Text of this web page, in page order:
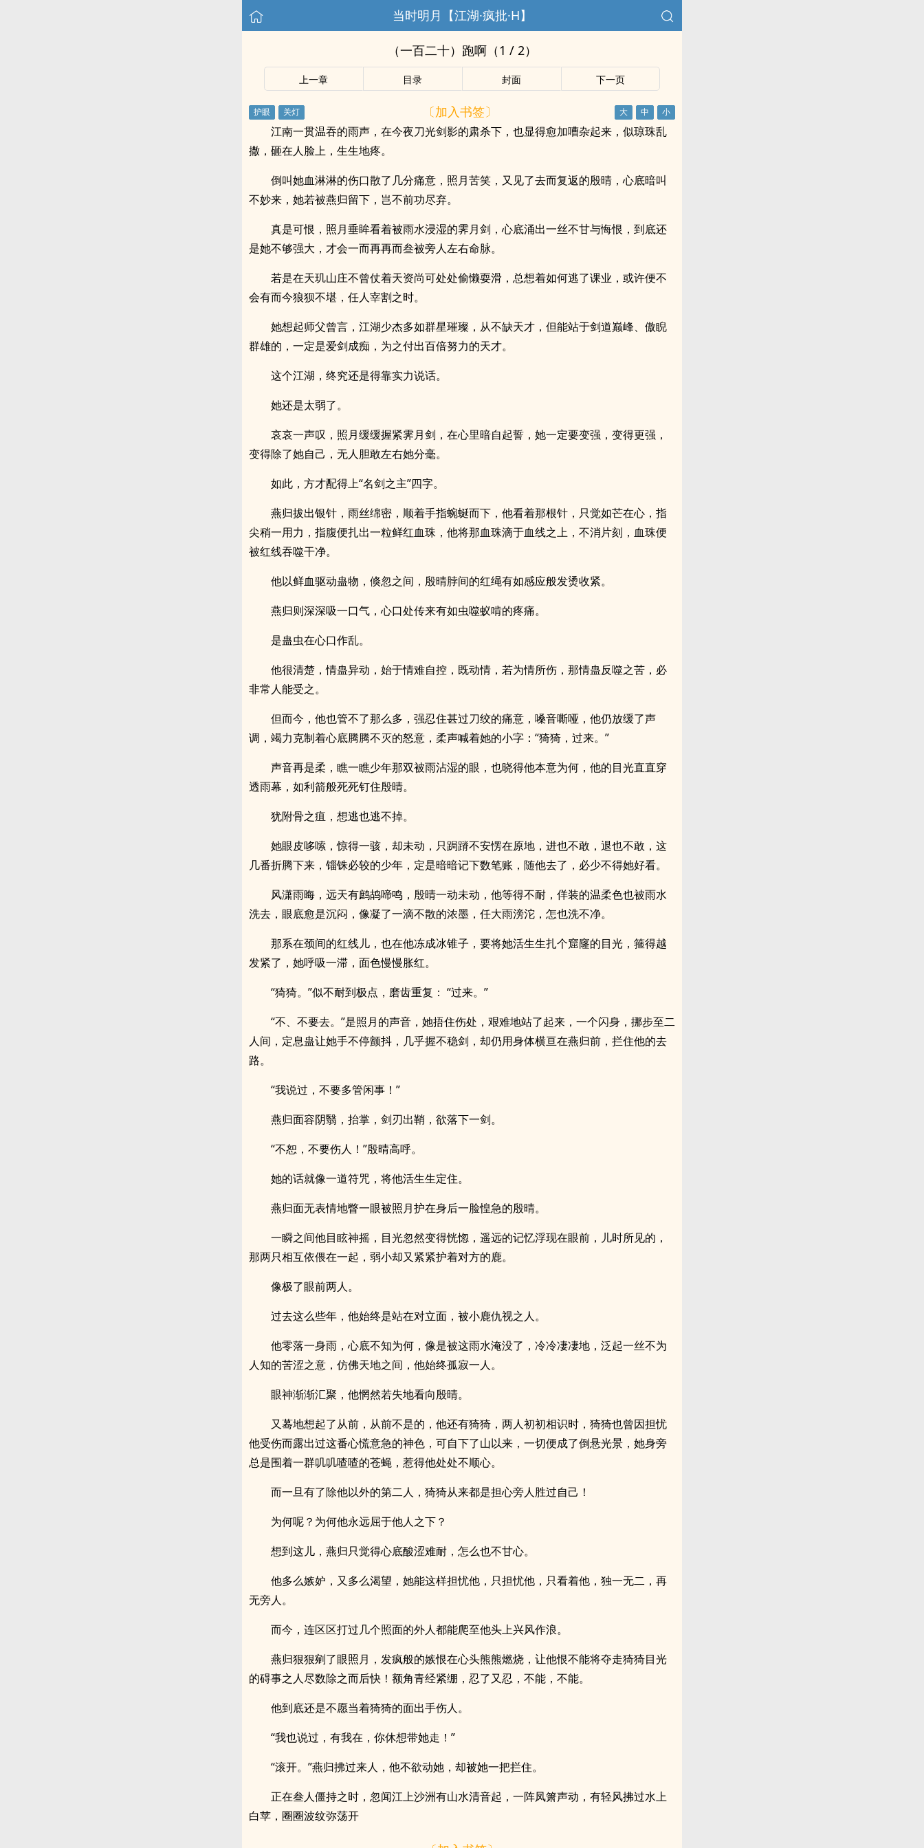
当时明月【江湖·疯批·H】
（一百二十）跑啊（1 / 2）
上一章 目录 封面 下一页
〔加入书签〕
江南一贯温吞的雨声，在今夜刀光剑影的肃杀下，也显得愈加嘈杂起来，似琼珠乱
撒，砸在人脸上，生生地疼。
倒叫她血淋淋的伤口散了几分痛意，照月苦笑，又见了去而复返的殷晴，心底暗叫
不妙来，她若被燕归留下，岂不前功尽弃。
真是可恨，照月垂眸看着被雨水浸湿的霁月剑，心底涌出一丝不甘与悔恨，到底还
是她不够强大，才会一而再再而叁被旁人左右命脉。
若是在天玑山庄不曾仗着天资尚可处处偷懒耍滑，总想着如何逃了课业，或许便不
会有而今狼狈不堪，任人宰割之时。
她想起师父曾言，江湖少杰多如群星璀璨，从不缺天才，但能站于剑道巅峰、傲睨
群雄的，一定是爱剑成痴，为之付出百倍努力的天才。
这个江湖，终究还是得靠实力说话。
她还是太弱了。
哀哀一声叹，照月缓缓握紧霁月剑，在心里暗自起誓，她一定要变强，变得更强，
变得除了她自己，无人胆敢左右她分毫。
如此，方才配得上“名剑之主”四字。
燕归拔出银针，雨丝绵密，顺着手指蜿蜒而下，他看着那根针，只觉如芒在心，指
尖稍一用力，指腹便扎出一粒鲜红血珠，他将那血珠滴于血线之上，不消片刻，血珠便
被红线吞噬干净。
他以鲜血驱动蛊物，倏忽之间，殷晴脖间的红绳有如感应般发烫收紧。
燕归则深深吸一口气，心口处传来有如虫噬蚁啃的疼痛。
是蛊虫在心口作乱。
他很清楚，情蛊异动，始于情难自控，既动情，若为情所伤，那情蛊反噬之苦，必
非常人能受之。
但而今，他也管不了那么多，强忍住甚过刀绞的痛意，嗓音嘶哑，他仍放缓了声
调，竭力克制着心底腾腾不灭的怒意，柔声喊着她的小字：“猗猗，过来。”
声音再是柔，瞧一瞧少年那双被雨沾湿的眼，也晓得他本意为何，他的目光直直穿
透雨幕，如利箭般死死钉住殷晴。
犹附骨之疽，想逃也逃不掉。
她眼皮哆嗦，惊得一骇，却未动，只跼蹐不安愣在原地，进也不敢，退也不敢，这
几番折腾下来，锱铢必较的少年，定是暗暗记下数笔账，随他去了，必少不得她好看。
风潇雨晦，远天有鹧鸪啼鸣，殷晴一动未动，他等得不耐，佯装的温柔色也被雨水
洗去，眼底愈是沉闷，像凝了一滴不散的浓墨，任大雨滂沱，怎也洗不净。
那系在颈间的红线儿，也在他冻成冰锥子，要将她活生生扎个窟窿的目光，箍得越
发紧了，她呼吸一滞，面色慢慢胀红。
“猗猗。”似不耐到极点，磨齿重复： “过来。”
“不、不要去。”是照月的声音，她捂住伤处，艰难地站了起来，一个闪身，挪步至二
人间，定息蛊让她手不停颤抖，几乎握不稳剑，却仍用身体横亘在燕归前，拦住他的去
路。
“我说过，不要多管闲事！”
燕归面容阴翳，抬掌，剑刃出鞘，欲落下一剑。
“不恕，不要伤人！”殷晴高呼。
她的话就像一道符咒，将他活生生定住。
燕归面无表情地瞥一眼被照月护在身后一脸惶急的殷晴。
一瞬之间他目眩神摇，目光忽然变得恍惚，遥远的记忆浮现在眼前，儿时所见的，
那两只相互依偎在一起，弱小却又紧紧护着对方的鹿。
像极了眼前两人。
过去这么些年，他始终是站在对立面，被小鹿仇视之人。
他零落一身雨，心底不知为何，像是被这雨水淹没了，冷冷凄凄地，泛起一丝不为
人知的苦涩之意，仿佛天地之间，他始终孤寂一人。
眼神渐渐汇聚，他惘然若失地看向殷晴。
又蓦地想起了从前，从前不是的，他还有猗猗，两人初初相识时，猗猗也曾因担忧
他受伤而露出过这番心慌意急的神色，可自下了山以来，一切便成了倒悬光景，她身旁
总是围着一群叽叽喳喳的苍蝇，惹得他处处不顺心。
而一旦有了除他以外的第二人，猗猗从来都是担心旁人胜过自己！
为何呢？为何他永远屈于他人之下？
想到这儿，燕归只觉得心底酸涩难耐，怎么也不甘心。
他多么嫉妒，又多么渴望，她能这样担忧他，只担忧他，只看着他，独一无二，再
无旁人。
而今，连区区打过几个照面的外人都能爬至他头上兴风作浪。
燕归狠狠剜了眼照月，发疯般的嫉恨在心头熊熊燃烧，让他恨不能将夺走猗猗目光
的碍事之人尽数除之而后快！额角青经紧绷，忍了又忍，不能，不能。
他到底还是不愿当着猗猗的面出手伤人。
“我也说过，有我在，你休想带她走！”
“滚开。”燕归拂过来人，他不欲动她，却被她一把拦住。
正在叁人僵持之时，忽闻江上沙洲有山水清音起，一阵凤箫声动，有轻风拂过水上
白苹，圈圈波纹弥荡开